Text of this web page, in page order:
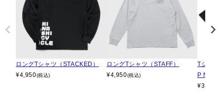
ロングTシャツ（STACKED）
¥4,950(税込)
ロングTシャツ（STAFF）
¥4,950(税込)
Tシャ
P No.2
¥3,740